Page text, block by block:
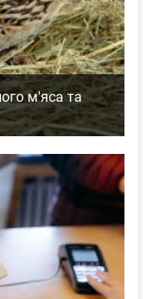
м'яса та